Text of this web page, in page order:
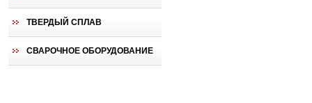
ТВЕРДЫЙ СПЛАВ
СВАРОЧНОЕ ОБОРУДОВАНИЕ